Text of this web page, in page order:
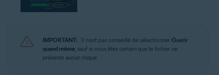
IMPORTANT: Il n’est pas conseillé de sélectionner Ouvrir
quand même , sauf si vous êtes certain que le fichier ne
présente aucun risque.